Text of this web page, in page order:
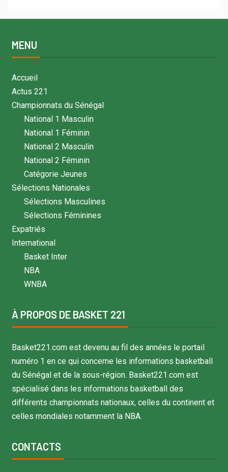
MENU
Accueil
Actus 221
Championnats du Sénégal
National 1 Masculin
National 1 Féminin
National 2 Masculin
National 2 Féminin
Catégorie Jeunes
Sélections Nationales
Sélections Masculines
Sélections Féminines
Expatriés
International
Basket Inter
NBA
WNBA
À PROPOS DE BASKET 221
Basket221.com est devenu au fil des années le portail
numéro 1 en ce qui concerne les informations basketball
du Sénégal et de la sous-région. Basket221.com est
spécialisé dans les informations basketball des
différents championnats nationaux, celles du continent et
celles mondiales notamment la NBA.
CONTACTS